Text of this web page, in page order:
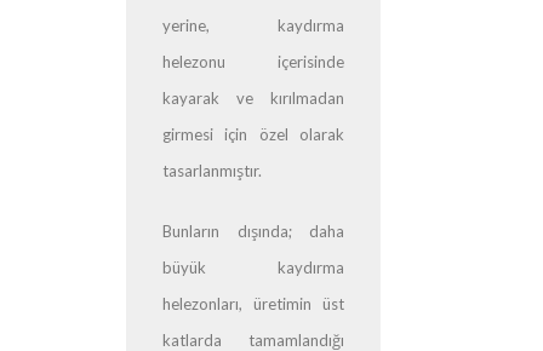
yerine, kaydırma
helezonu içerisinde
kayarak ve kırılmadan
girmesi için özel olarak
tasarlanmıştır.
Bunların dışında; daha
büyük kaydırma
helezonları, üretimin üst
katlarda tamamlandığı